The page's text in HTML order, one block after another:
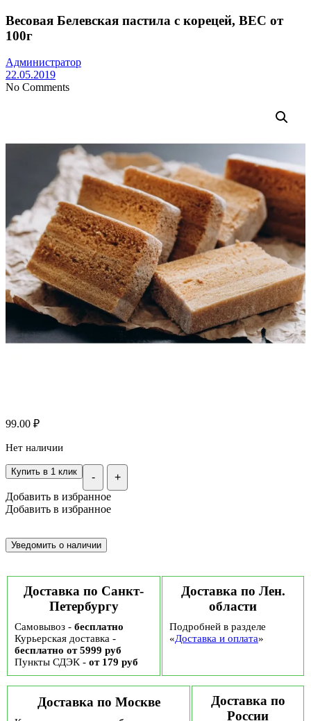
Весовая Белевская пастила с корецей, ВЕС от
100г
Администратор
22.05.2019
No Comments
99.00 ₽
Нет наличии
- +
Купить в 1 клик
Добавить в избранное
Добавить в избранное
Доставка по Санкт-
Петербургу
Самовывоз - бесплатно
Курьерская доставка -
бесплатно от 5999 руб
Пункты СДЭК - от 179 руб
Доставка по Лен.
области
Подробней в разделе
«Доставка и оплата»
Доставка по Москве
Доставка по
России